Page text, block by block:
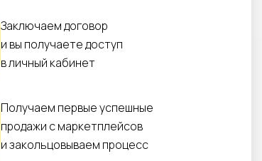
Заключаем договор
и вы получаете доступ
в личный кабинет
Получаем первые успешные
продажи с маркетплейсов
и закольцовываем процесс